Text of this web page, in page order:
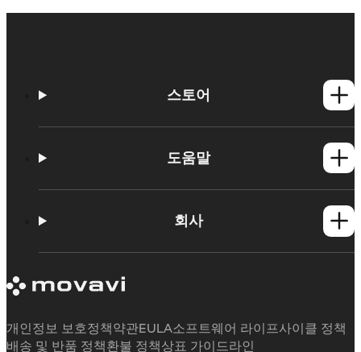
스토어
Mac 제품
도움말
학습 포털
체험판 제한 사항
환불
회사
후기
Movavi를 선택하는 이유
업무용
개인정보 보호정책약관EULA소프트웨어 라이프사이클 정책
배송 및 반품 정책환불 정책상표 가이드라인